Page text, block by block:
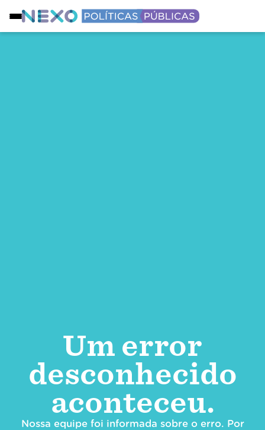
Um error
desconhecido
aconteceu.
Nossa equipe foi informada sobre o erro. Por